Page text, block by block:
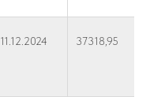
11.12.2024 37318,95